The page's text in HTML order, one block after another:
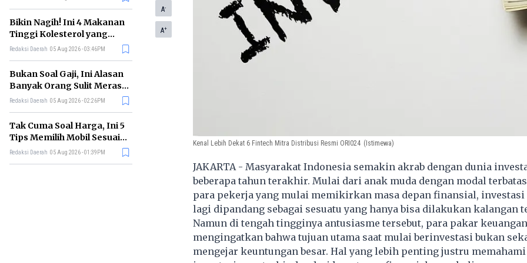
Bikin Nagih! Ini 4 Makanan
Tinggi Kolesterol yang
Sebaiknya Dikurangi
Redaksi Daerah 05 Aug 2026 - 03:46PM
Bukan Soal Gaji, Ini Alasan
Banyak Orang Sulit Merasa
Cukup
Redaksi Daerah 05 Aug 2026 - 02:26PM
Tak Cuma Soal Harga, Ini 5
Tips Memilih Mobil Sesuai
Kebutuhan
Redaksi Daerah 05 Aug 2026 - 01:39PM
A-
A+
Kenal Lebih Dekat 6 Fintech Mitra Distribusi Resmi ORI024 (Istimewa)
JAKARTA - Masyarakat Indonesia semakin akrab dengan dunia
beberapa tahun terakhir. Mulai dari anak muda dengan modal
para pekerja yang mulai memikirkan masa depan finansial,
lagi dipandang sebagai sesuatu yang hanya bisa dilakukan kalangan
Namun di tengah tingginya antusiasme tersebut, para pakar keuangan
mengingatkan bahwa tujuan utama saat mulai berinvestasi bukan
mengejar keuntungan besar. Hal yang lebih penting justru